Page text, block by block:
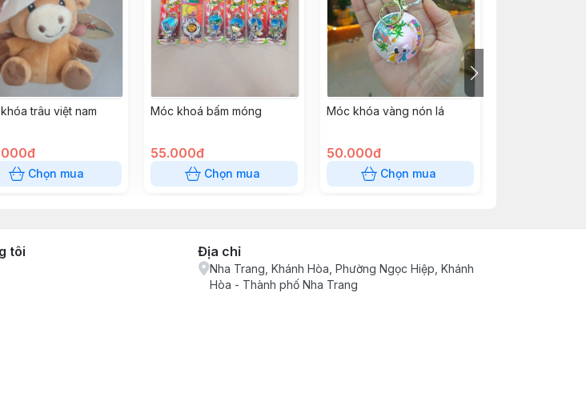
trâu việt nam
Chọn mua
Móc khoá bấm móng
55.000đ
Chọn mua
Móc khóa vàng nón lá
50.000đ
Chọn mua
tôi Địa chỉ
Nha Trang, Khánh Hòa, Phường Ngọc Hiệp, Khánh
Hòa - Thành phố Nha Trang